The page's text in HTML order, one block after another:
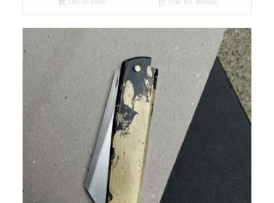
Lire la suite Voir les détails